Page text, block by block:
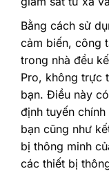
‎Bằng cách sử
cảm biến, công
trong nhà đều
Pro, không trực
bạn. Điều này
định tuyến
bạn cũng như
bị thông minh
các thiết bị